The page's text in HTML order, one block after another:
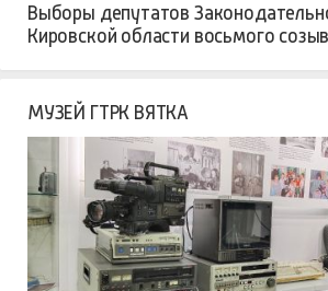
Выборы депутатов
Кировской области восьмого
МУЗЕЙ ГТРК ВЯТКА